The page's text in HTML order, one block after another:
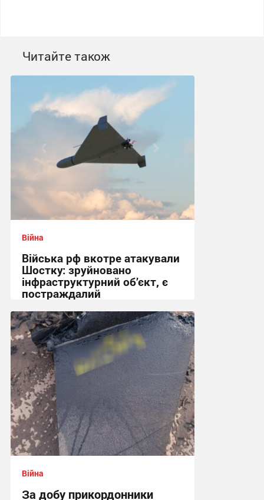
Читайте також
Війна
Війська рф вкотре атакували
Шостку: зруйновано
інфраструктурний об’єкт, є
постраждалий
18:50 сьогодні
Війна
За добу прикордонники